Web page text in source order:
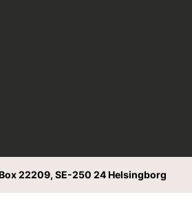
22209, SE-250 24 Helsingborg